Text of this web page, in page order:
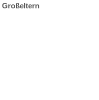
Großeltern